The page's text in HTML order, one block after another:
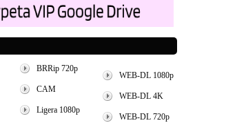
BRRip 720p
CAM
Ligera 1080p
WEB-DL 1080p
WEB-DL 4K
WEB-DL 720p